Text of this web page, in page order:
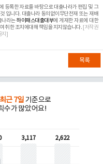
등록한 자료를 바탕으로 대출나라가 편집 및 그
입니다. 대출나라 동의없이무단전재 또는 재배
나라는하이패스대출대부에 게재한 자료에 대한
취한 조치에대해 책임을 지지않습니다. [저작권
지]
목록
최근 7일 기준으로
수가 많았어요!
3,117 2,622